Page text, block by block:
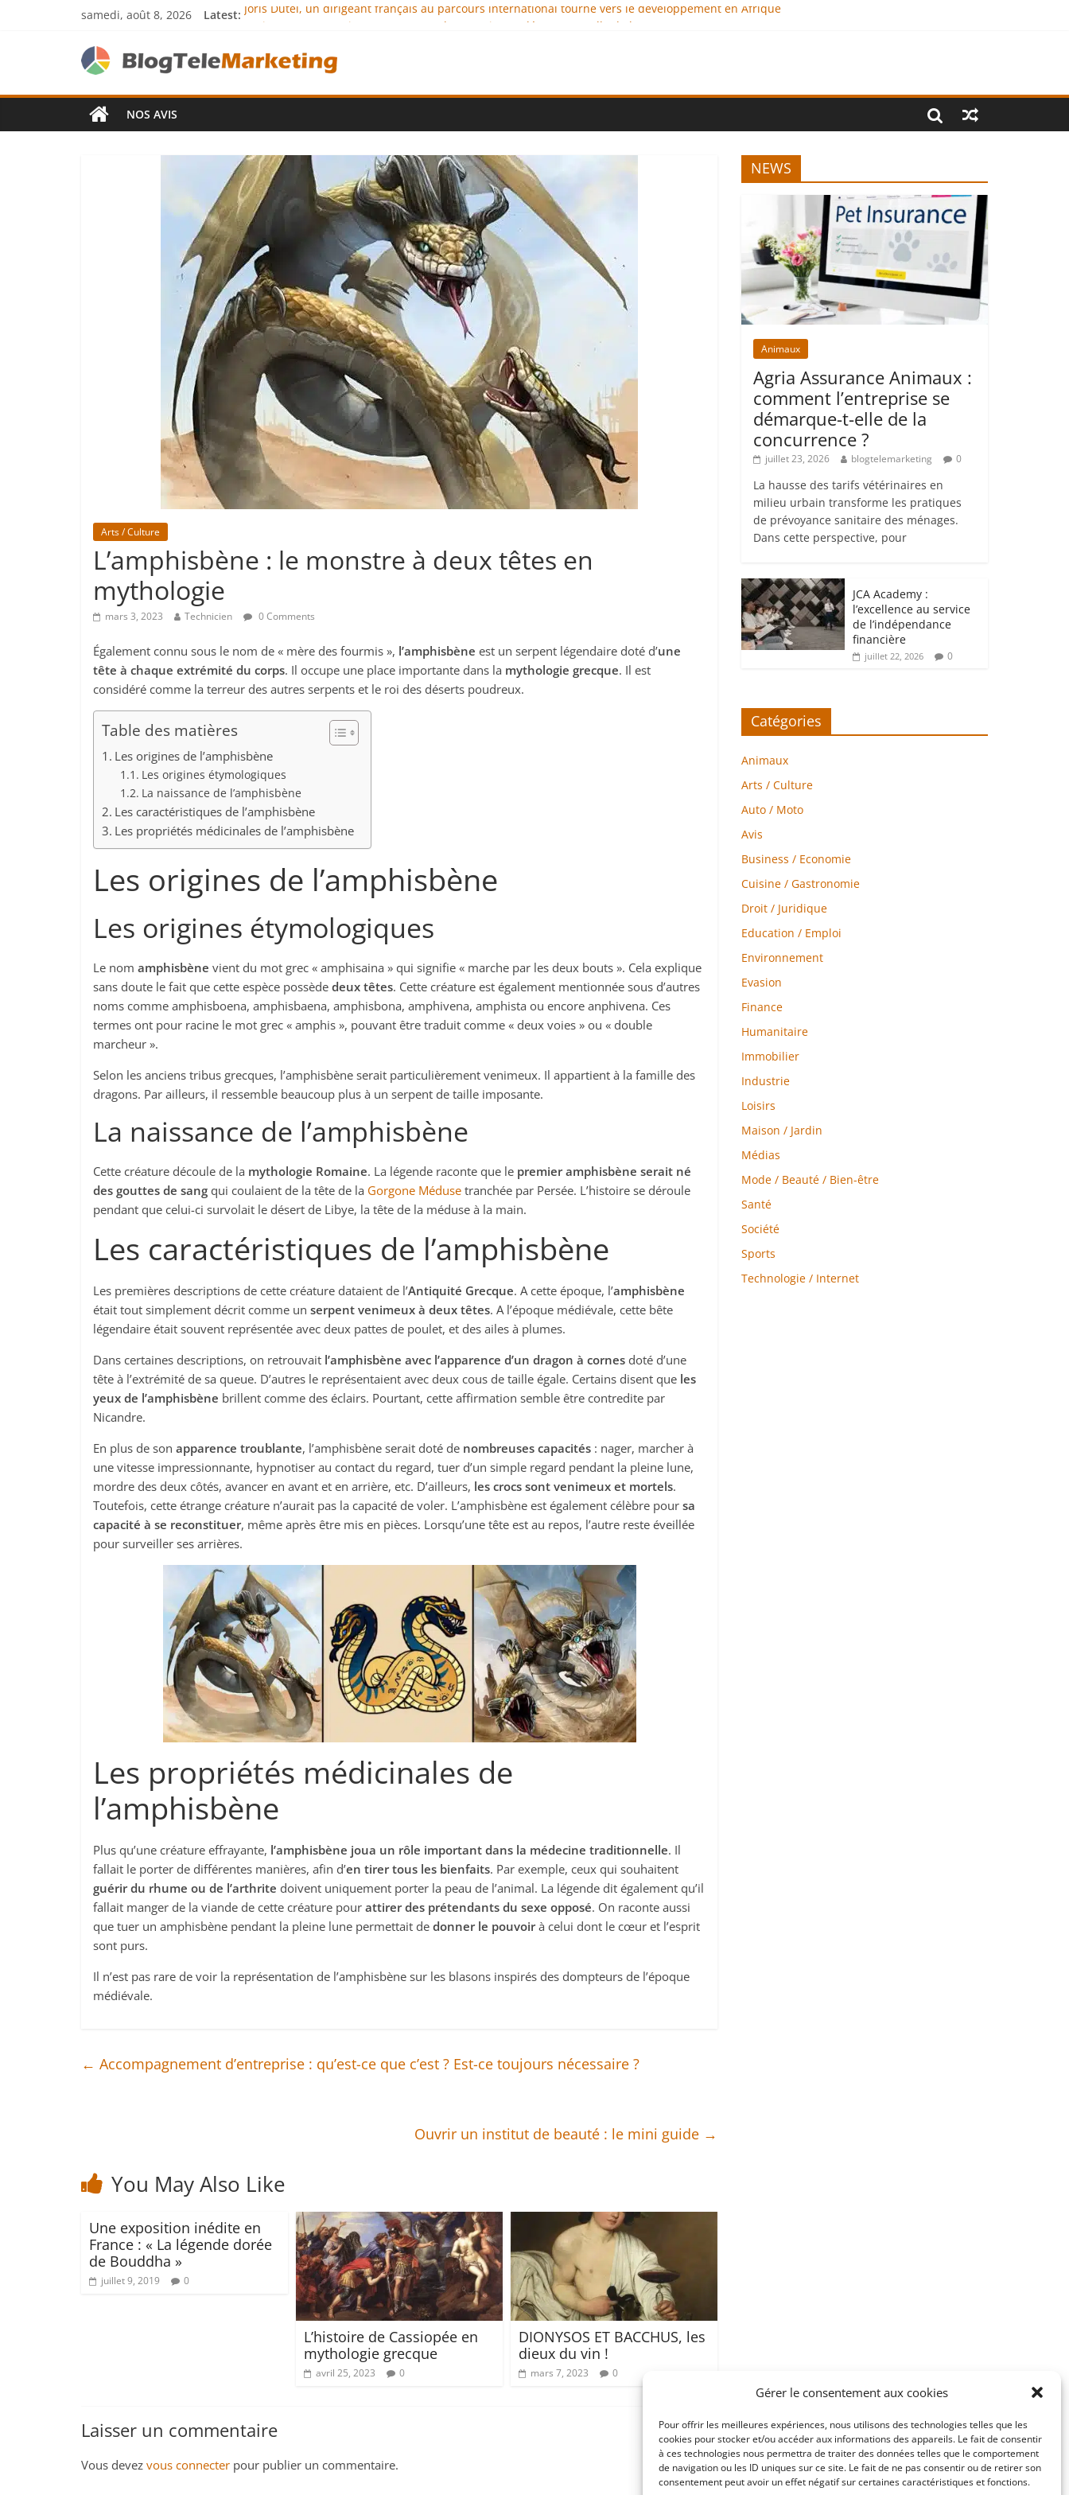
Gérer le consentement aux cookies
Pour offrir les meilleures expériences, nous utilisons des technologies telles que les
cookies pour stocker et/ou accéder aux informations des appareils. Le fait de consentir
à ces technologies nous permettra de traiter des données telles que le comportement
de navigation ou les ID uniques sur ce site. Le fait de ne pas consentir ou de retirer son
consentement peut avoir un effet négatif sur certaines caractéristiques et fonctions.
samedi, août 8, 2026 Latest: Joris Dutel, un dirigeant français au parcours international tourné vers le développement en Afrique
JCA Academy : l’excellence au service de l’indépendance financière
Denis Bouclon : la diplomatie éducative comme moteur de coopération internationale
NOS AVIS
Arts / Culture
L’amphisbène : le monstre à deux têtes en
mythologie
mars 3, 2023 Technicien 0 Comments
Également connu sous le nom de « mère des fourmis », l’amphisbène est un serpent légendaire doté d’une
tête à chaque extrémité du corps. Il occupe une place importante dans la mythologie grecque. Il est
considéré comme la terreur des autres serpents et le roi des déserts poudreux.
Table des matières
Les origines de l’amphisbène
Les origines étymologiques
La naissance de l’amphisbène
Les caractéristiques de l’amphisbène
Les propriétés médicinales de l’amphisbène
Les origines de l’amphisbène
Les origines étymologiques
Le nom amphisbène vient du mot grec « amphisaina » qui signifie « marche par les deux bouts ». Cela explique
sans doute le fait que cette espèce possède deux têtes. Cette créature est également mentionnée sous d’autres
noms comme amphisboena, amphisbaena, amphisbona, amphivena, amphista ou encore anphivena. Ces
termes ont pour racine le mot grec « amphis », pouvant être traduit comme « deux voies » ou « double
marcheur ».
Selon les anciens tribus grecques, l’amphisbène serait particulièrement venimeux. Il appartient à la famille des
dragons. Par ailleurs, il ressemble beaucoup plus à un serpent de taille imposante.
La naissance de l’amphisbène
Cette créature découle de la mythologie Romaine. La légende raconte que le premier amphisbène serait né
des gouttes de sang qui coulaient de la tête de la Gorgone Méduse tranchée par Persée. L’histoire se déroule
pendant que celui-ci survolait le désert de Libye, la tête de la méduse à la main.
Les caractéristiques de l’amphisbène
Les premières descriptions de cette créature dataient de l’Antiquité Grecque. A cette époque, l’amphisbène
était tout simplement décrit comme un serpent venimeux à deux têtes. A l’époque médiévale, cette bête
légendaire était souvent représentée avec deux pattes de poulet, et des ailes à plumes.
Dans certaines descriptions, on retrouvait l’amphisbène avec l’apparence d’un dragon à cornes doté d’une
tête à l’extrémité de sa queue. D’autres le représentaient avec deux cous de taille égale. Certains disent que les
yeux de l’amphisbène brillent comme des éclairs. Pourtant, cette affirmation semble être contredite par
Nicandre.
En plus de son apparence troublante, l’amphisbène serait doté de nombreuses capacités : nager, marcher à
une vitesse impressionnante, hypnotiser au contact du regard, tuer d’un simple regard pendant la pleine lune,
mordre des deux côtés, avancer en avant et en arrière, etc. D’ailleurs, les crocs sont venimeux et mortels.
Toutefois, cette étrange créature n’aurait pas la capacité de voler. L’amphisbène est également célèbre pour sa
capacité à se reconstituer, même après être mis en pièces. Lorsqu’une tête est au repos, l’autre reste éveillée
pour surveiller ses arrières.
Les propriétés médicinales de
l’amphisbène
Plus qu’une créature effrayante, l’amphisbène joua un rôle important dans la médecine traditionnelle. Il
fallait le porter de différentes manières, afin d’en tirer tous les bienfaits. Par exemple, ceux qui souhaitent
guérir du rhume ou de l’arthrite doivent uniquement porter la peau de l’animal. La légende dit également qu’il
fallait manger de la viande de cette créature pour attirer des prétendants du sexe opposé. On raconte aussi
que tuer un amphisbène pendant la pleine lune permettait de donner le pouvoirà celui dont le cœur et l’esprit
sont purs.
Il n’est pas rare de voir la représentation de l’amphisbène sur les blasons inspirés des dompteurs de l’époque
médiévale.
← Accompagnement d’entreprise : qu’est-ce que c’est ? Est-ce toujours nécessaire ?
Ouvrir un institut de beauté : le mini guide →
You May Also Like
Une exposition inédite en
France : « La légende dorée
de Bouddha »
juillet 9, 2019 0
L’histoire de Cassiopée en
mythologie grecque
avril 25, 2023 0
DIONYSOS ET BACCHUS, les
dieux du vin !
mars 7, 2023 0
Laisser un commentaire
Vous devez vous connecter pour publier un commentaire.
NEWS
Animaux
Agria Assurance Animaux :
comment l’entreprise se
démarque-t-elle de la
concurrence ?
juillet 23, 2026 blogtelemarketing 0
La hausse des tarifs vétérinaires en
milieu urbain transforme les pratiques
de prévoyance sanitaire des ménages.
Dans cette perspective, pour
JCA Academy :
l’excellence au service
de l’indépendance
financière
juillet 22, 2026 0
Catégories
Animaux
Arts / Culture
Auto / Moto
Avis
Business / Economie
Cuisine / Gastronomie
Droit / Juridique
Education / Emploi
Environnement
Evasion
Finance
Humanitaire
Immobilier
Industrie
Loisirs
Maison / Jardin
Médias
Mode / Beauté / Bien-être
Santé
Société
Sports
Technologie / Internet